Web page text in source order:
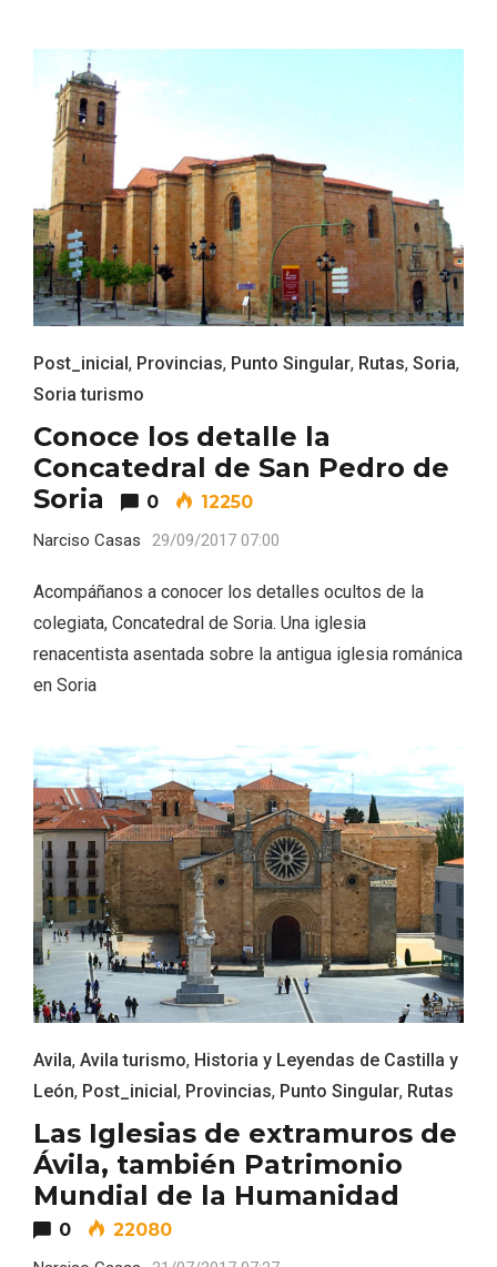
Post_inicial, Provincias, Punto Singular, Rutas, Soria,
Soria turismo
Conoce los detalle la
Concatedral de San Pedro de
Soria
0 12250
Narciso Casas 29/09/2017 07:00
Acompáñanos a conocer los detalles ocultos de la
colegiata, Concatedral de Soria. Una iglesia
renacentista asentada sobre la antigua iglesia románica
en Soria
Avila, Avila turismo, Historia y Leyendas de Castilla y
León, Post_inicial, Provincias, Punto Singular, Rutas
Las Iglesias de extramuros de
Ávila, también Patrimonio
Mundial de la Humanidad
0 22080
El Espinar, un pueblo oculto de la Sierra
de Guadarrama en su vertiente